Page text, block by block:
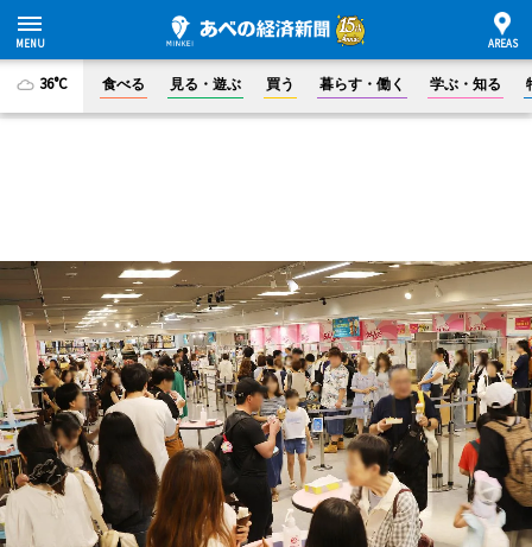
36°C 食べる 見る・遊ぶ 買う 暮らす・働く 学ぶ・知る